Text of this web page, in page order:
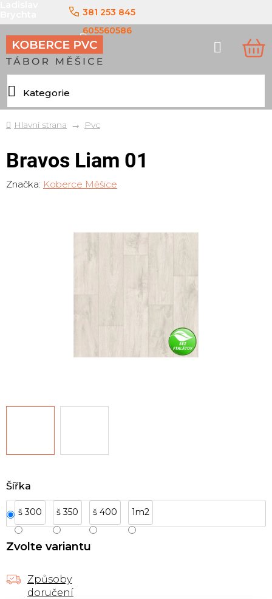
381 253 845
605560586
Hledat
Domů Pvc
Šířka
š 300 š 350 š 400 1m2
Zvolte variantu
Způsoby
doručení
Bravos Liam 01
Značka: Koberce Měšice